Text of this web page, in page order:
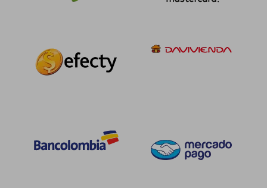
dcto.
$ 136.015
$ 74.808 dcto. $